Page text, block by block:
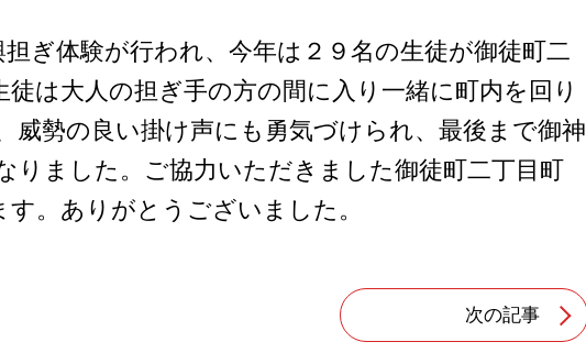
ぎ体験が行われ、今年は２９名の生徒が御徒町二
は大人の担ぎ手の方の間に入り一緒に町内を回り
威勢の良い掛け声にも勇気づけられ、最後まで御神
りました。ご協力いただきました御徒町二丁目町
。ありがとうございました。
次の記事